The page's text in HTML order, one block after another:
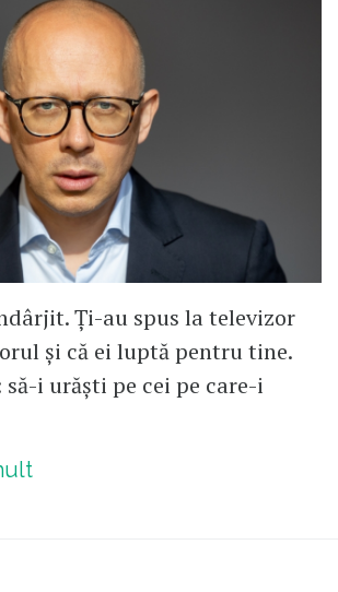
Ți-au spus la televizor
și că ei luptă pentru tine.
i urăști pe cei pe care-i